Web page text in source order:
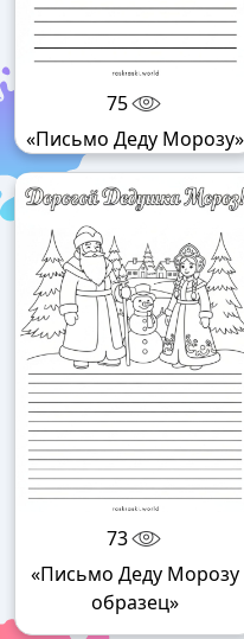
75
«Письмо Деду Морозу»
73
«Письмо Деду Морозу
образец»